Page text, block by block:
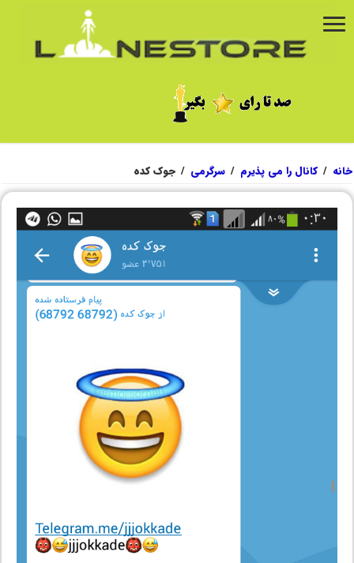
خانه / کانال را می پذیرم / سرگرمی / جوک کده